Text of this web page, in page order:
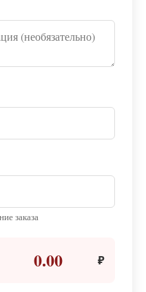
заказа
0.00 ₽